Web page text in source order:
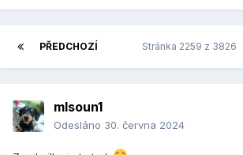
PŘEDCHOZÍ Stránka 2259 z 3826
mlsoun1
Odesláno 30. června 2024